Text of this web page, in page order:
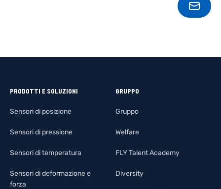
PRODOTTI E SOLUZIONI
Sensori di posizione
Sensori di pressione
Sensori di temperatura
Sensori di deformazione e
forza
GRUPPO
Gruppo
Welfare
FLY Talent Academy
Diversity